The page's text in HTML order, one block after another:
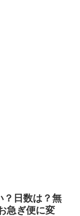
？日数は？無
急ぎ便に変